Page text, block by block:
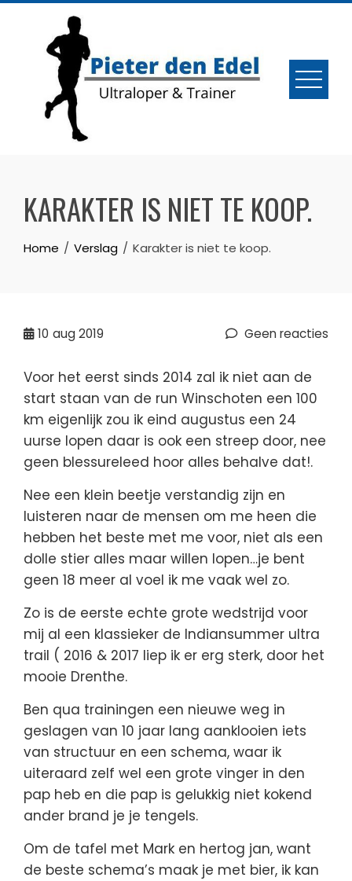
Skip
content
KARAKTER IS NIET TE KOOP.
Home Verslag Karakter is niet te koop.
10 aug 2019 Geen reacties
Voor het eerst sinds 2014 zal ik niet aan de
start staan van de run Winschoten een 100
km eigenlijk zou ik eind augustus een 24
uurse lopen daar is ook een streep door, nee
geen blessureleed hoor alles behalve dat!.
Nee een klein beetje verstandig zijn en
luisteren naar de mensen om me heen die
hebben het beste met me voor, niet als een
dolle stier alles maar willen lopen…je bent
geen 18 meer al voel ik me vaak wel zo.
Zo is de eerste echte grote wedstrijd voor
mij al een klassieker de Indiansummer ultra
trail ( 2016 & 2017 liep ik er erg sterk, door het
mooie Drenthe.
Ben qua trainingen een nieuwe weg in
geslagen van 10 jaar lang aanklooien iets
van structuur en een schema, waar ik
uiteraard zelf wel een grote vinger in den
pap heb en die pap is gelukkig niet kokend
ander brand je je tengels.
Om de tafel met Mark en hertog jan, want
de beste schema’s maak je met bier, ik kan